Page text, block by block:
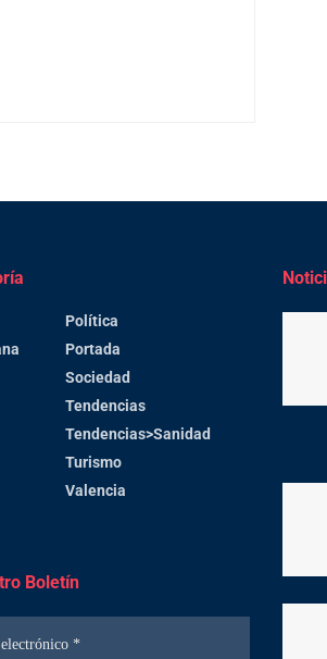
Política
Portada
Sociedad
Tendencias
Tendencias>Sanidad
Turismo
Valencia
Boletín